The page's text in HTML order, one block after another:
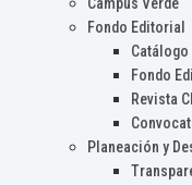
Campus Verde
Fondo Editorial
Catálogo
Fondo
Revista
Planeación y